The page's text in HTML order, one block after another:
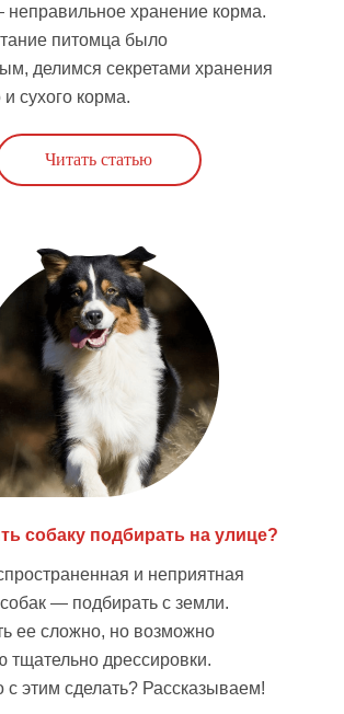
хранение корма.
питомца было
делимся секретами хранения
сухого корма.
Читать статью
собаку подбирать на улице?
и неприятная
— подбирать с земли.
ее сложно, но возможно
тщательно дрессировки.
с этим сделать? Рассказываем!